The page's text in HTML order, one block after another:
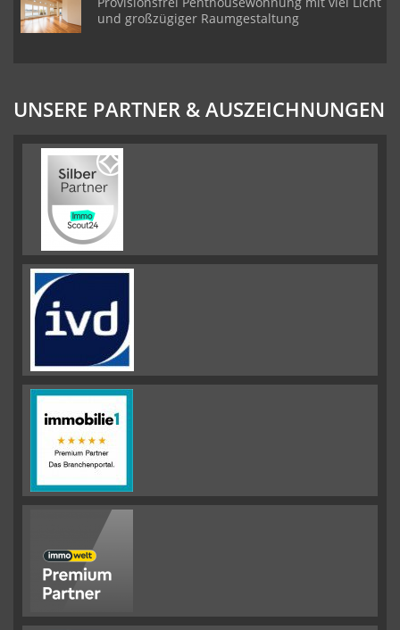
und großzügiger Raumgestaltung
UNSERE PARTNER & AUSZEICHNUNGEN